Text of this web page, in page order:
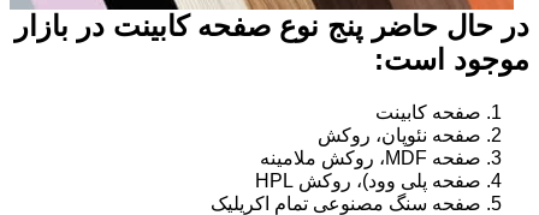
در حال حاضر پنج نوع صفحه کابینت در بازار
موجود است:
صفحه کابینت
صفحه نئوپان، روکش
صفحه MDF، روکش ملامینه
صفحه پلی وود)، روکش HPL
صفحه سنگ مصنوعی تمام اکریلیک